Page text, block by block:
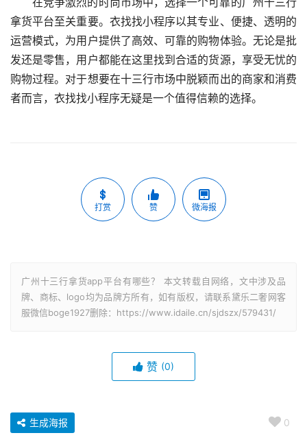
拿货平台至关重要。衣找找小程序以其专业、便捷、透明的
运营模式，为用户提供了高效、可靠的购物体验。无论是批
发还是零售，用户都能在这里找到合适的货源，享受无忧的
购物过程。对于想要在十三行市场中脱颖而出的商家和消费
者而言，衣找找小程序无疑是一个值得信赖的选择。
打赏 赞 微海报
广州十三行拿货app平台有哪些？ 本文转载自网络，文中涉及品
牌、商标、logo均为品牌方所有，如有版权，请联系黛乐二奢网客
服微信boge1927删除：https://www.idaile.cn/sjdszx/579431/
赞 (0)
0
生成海报